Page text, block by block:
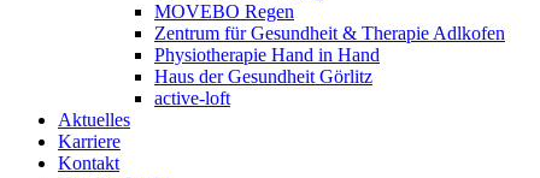
MOVEBO Regen
Zentrum für Gesundheit & Therapie Adlkofen
Physiotherapie Hand in Hand
Haus der Gesundheit Görlitz
active-loft
Aktuelles
Karriere
Kontakt